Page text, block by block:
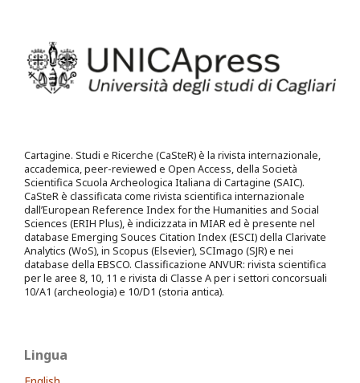
Cartagine. Studi e Ricerche (CaSteR) è la rivista internazionale,
accademica, peer-reviewed e Open Access, della Società
Scientifica Scuola Archeologica Italiana di Cartagine (SAIC).
CaSteR è classificata come rivista scientifica internazionale
dall’European Reference Index for the Humanities and Social
Sciences (ERIH Plus), è indicizzata in MIAR ed è presente nel
database Emerging Souces Citation Index (ESCI) della Clarivate
Analytics (WoS), in Scopus (Elsevier), SCImago (SJR) e nei
database della EBSCO. Classificazione ANVUR: rivista scientifica
per le aree 8, 10, 11 e rivista di Classe A per i settori concorsuali
10/A1 (archeologia) e 10/D1 (storia antica).
Lingua